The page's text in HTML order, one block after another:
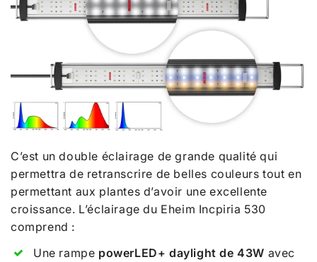
C’est un double éclairage de grande qualité qui
permettra de retranscrire de belles couleurs tout en
permettant aux plantes d’avoir une excellente
croissance. L’éclairage du Eheim Incpiria 530
comprend :
Une rampe powerLED+ daylight de 43W avec